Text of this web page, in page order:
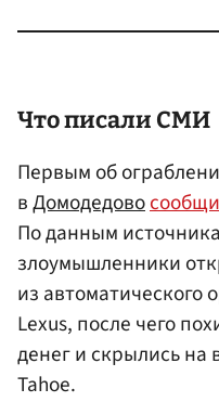
Что писали СМИ
Первым об
вДомодедово
По данным
злоумышленники
из
Lexus, после чего
денег и скрылись
Tahoe.